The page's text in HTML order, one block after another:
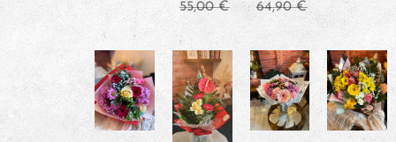
55,00€ 64,90€